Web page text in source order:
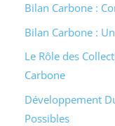
Bilan Carbone :
Bilan Carbone :
Le Rôle des
Carbone
Développement
Possibles